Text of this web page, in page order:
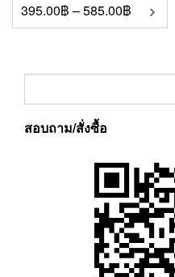
395.00฿ –585.00฿
สอบถาม/สั่งซื้อ